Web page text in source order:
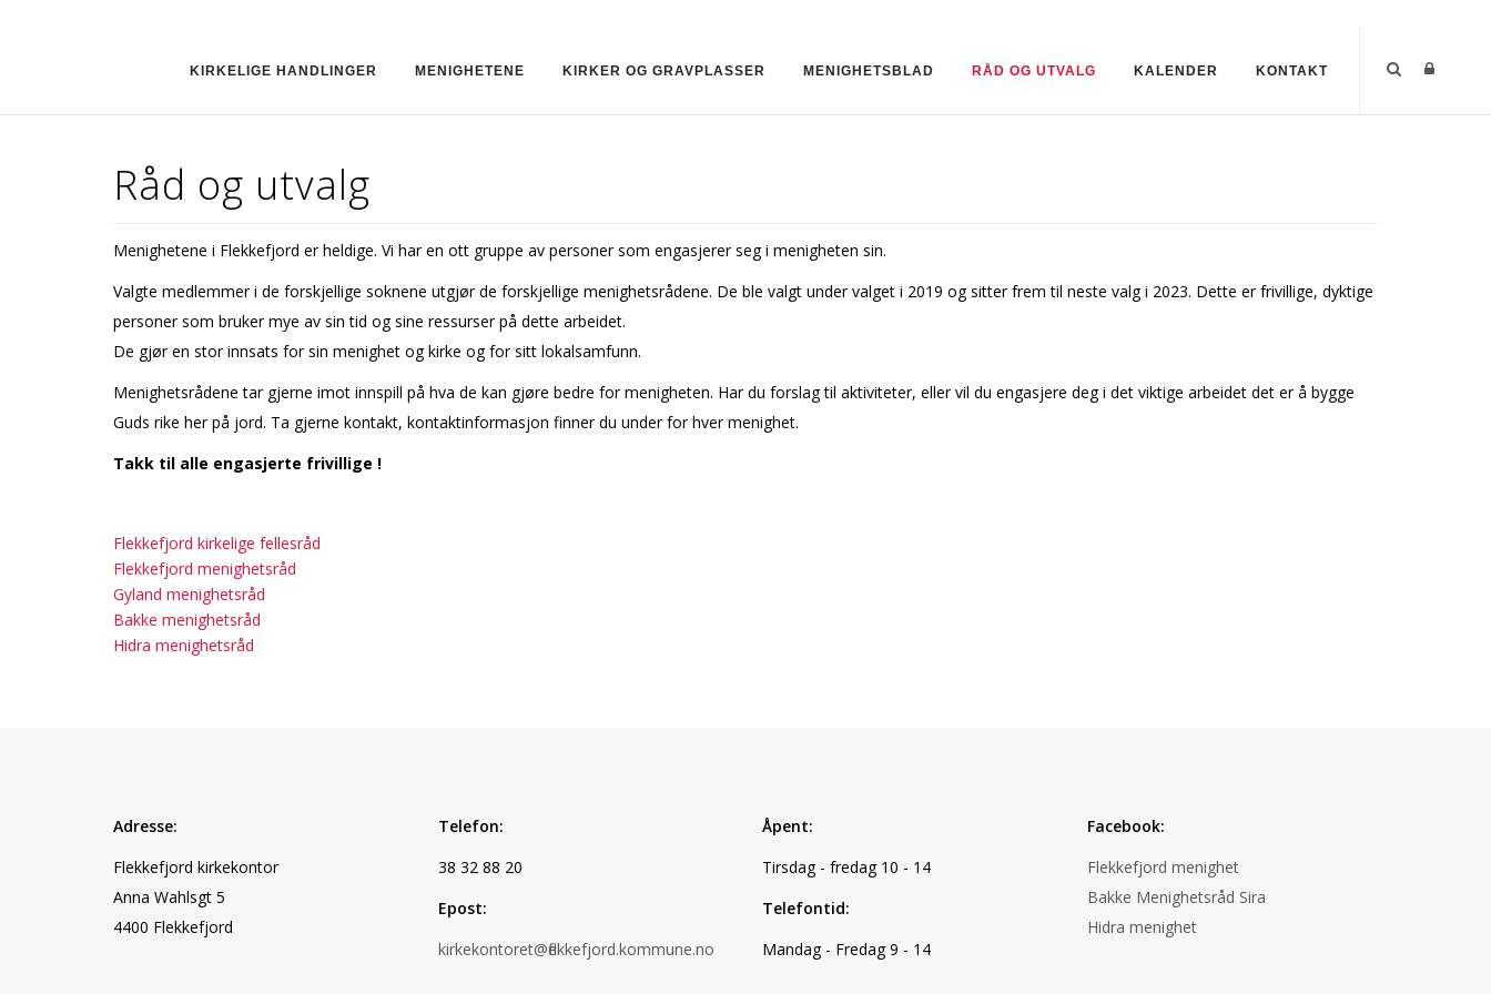
KIRKELIGE HANDLINGER MENIGHETENE KIRKER OG GRAVPLASSER MENIGHETSBLAD RÅD OG UTVALG KALENDER KONTAKT
Råd og utvalg
Menighetene i Flekkefjord er heldige. Vi har en flott gruppe av personer som engasjerer seg i menigheten sin.
Valgte medlemmer i de forskjellige soknene utgjør de forskjellige menighetsrådene. De ble valgt under valget i 2019 og sitter frem til neste valg i 2023. Dette er frivillige, dyktige
personer som bruker mye av sin tid og sine ressurser på dette arbeidet.
De gjør en stor innsats for sin menighet og kirke og for sitt lokalsamfunn.
Menighetsrådene tar gjerne imot innspill på hva de kan gjøre bedre for menigheten. Har du forslag til aktiviteter, eller vil du engasjere deg i det viktige arbeidet det er å bygge
Guds rike her på jord. Ta gjerne kontakt, kontaktinformasjon finner du under for hver menighet.
Takk til alle engasjerte frivillige !
Flekkefjord kirkelige fellesråd
Flekkefjord menighetsråd
Gyland menighetsråd
Bakke menighetsråd
Hidra menighetsråd
Adresse:
Flekkefjord kirkekontor
Anna Wahlsgt 5
4400 Flekkefjord
Telefon:
38 32 88 20
Epost:
kirkekontoret@flekkefjord.kommune.no
Åpent:
Tirsdag - fredag 10 - 14
Telefontid:
Mandag - Fredag 9 - 14
Facebook:
Flekkefjord menighet
Bakke Menighetsråd Sira
Hidra menighet